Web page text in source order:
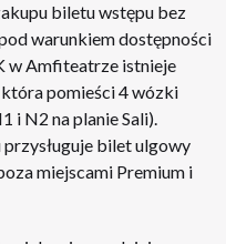
biletu wstępu bez
warunkiem dostępności
w Amfiteatrze istnieje
pomieści 4 wózki
i N2 na planie Sali).
bilet ulgowy
miejscami Premium i